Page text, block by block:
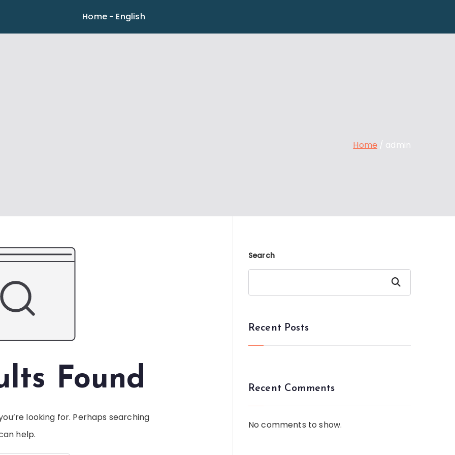
قطاع Home - English
Home admin
Found
looking for. Perhaps searching
help.
Search
Search
Recent Posts
Recent Comments
No comments to show.